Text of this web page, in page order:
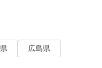
広島県